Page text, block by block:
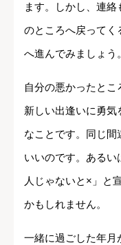
ます。しかし、連
のところへ戻ってく
へ進んでみましょう。
自分の悪かったと
新しい出逢いに勇
なことです。同じ
いいのです。あるい
人じゃないと×」と
かもしれません。
一緒に過ごした年月